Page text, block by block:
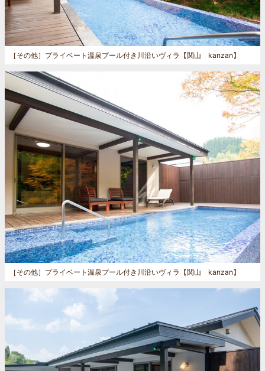
［その他］ プライベート温泉プール付き川沿いヴィラ【関山 kanzan】
［その他］ プライベート温泉プール付き川沿いヴィラ【関山 kanzan】